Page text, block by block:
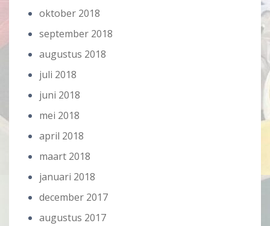
oktober 2018
september 2018
augustus 2018
juli 2018
juni 2018
mei 2018
april 2018
maart 2018
januari 2018
december 2017
augustus 2017